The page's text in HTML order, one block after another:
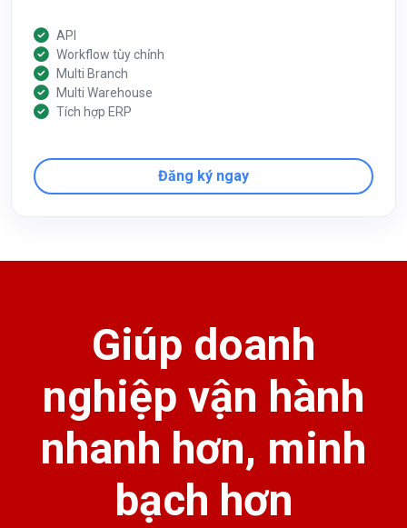
API
Workflow tùy chỉnh
Multi Branch
Multi Warehouse
Tích hợp ERP
Đăng ký ngay
Giúp doanh
nghiệp vận hành
nhanh hơn, minh
bạch hơn